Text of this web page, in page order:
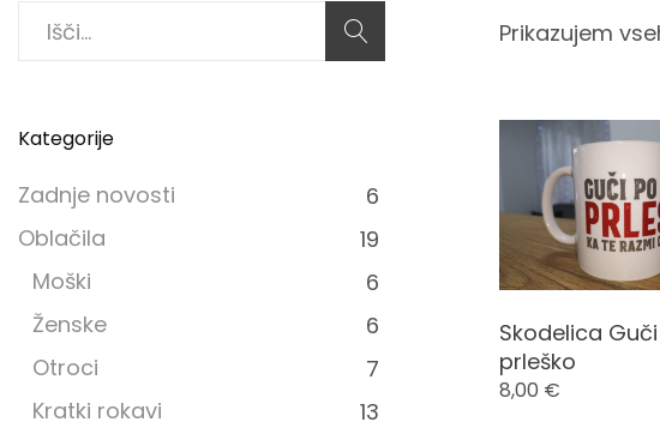
Prikazujem
Skodelica
prleško
8,00 €
Search
for:
Kategorije
Zadnje novosti
6
Oblačila
19
Moški
6
Ženske
6
Otroci
7
Kratki rokavi
13